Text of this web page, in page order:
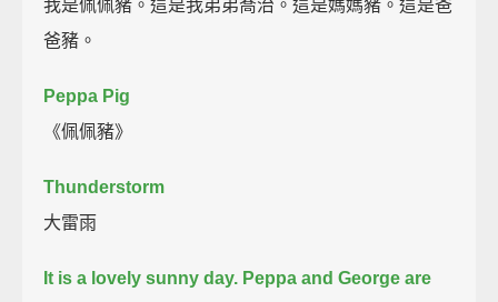
我是佩佩豬。這是我弟弟喬治。這是媽媽豬。這是爸
爸豬。
Peppa Pig
《佩佩豬》
Thunderstorm
大雷雨
It is a lovely sunny day. Peppa and George are